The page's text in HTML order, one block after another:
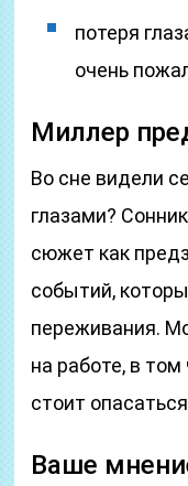
потеря
очень
Миллер
Во сне видели
глазами?
сюжет как
событий,
переживания.
на работе, в
стоит
Ваше